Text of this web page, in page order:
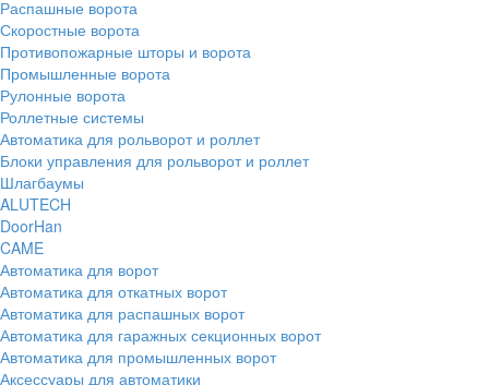
Распашные ворота
Скоростные ворота
Противопожарные шторы и ворота
Промышленные ворота
Рулонные ворота
Роллетные системы
Автоматика для рольворот и роллет
Блоки управления для рольворот и роллет
Шлагбаумы
ALUTECH
DoorHan
CAME
Автоматика для ворот
Автоматика для откатных ворот
Автоматика для распашных ворот
Автоматика для гаражных секционных ворот
Автоматика для промышленных ворот
Аксессуары для автоматики